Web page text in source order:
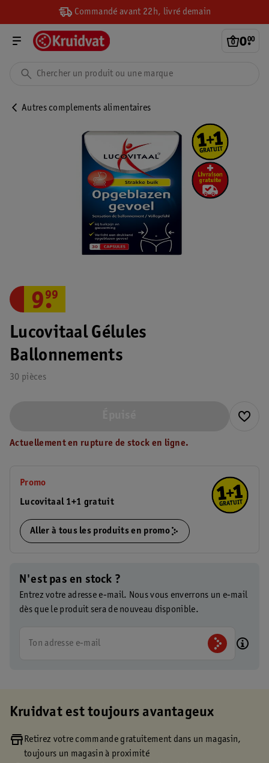
Commandé avant 22h, livré demain
0.
00
Autres complements alimentaires
Lucovitaal Gélules
Ballonnements
30 pièces
9.
99
Actuellement en rupture de stock en ligne.
Promo
Lucovitaal 1+1 gratuit
Aller à tous les produits en promo
N'est pas en stock ?
Entrez votre adresse e-mail. Nous vous enverrons un e-mail
dès que le produit sera de nouveau disponible.
Ton adresse e-mail
Kruidvat est toujours avantageux
Retirez votre commande gratuitement dans un magasin,
toujours un magasin à proximité